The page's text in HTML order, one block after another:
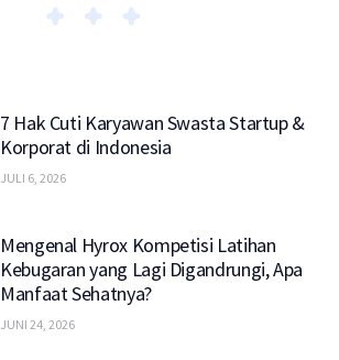
7 Hak Cuti Karyawan Swasta Startup &
Korporat di Indonesia
JULI 6, 2026
Mengenal Hyrox Kompetisi Latihan
Kebugaran yang Lagi Digandrungi, Apa
Manfaat Sehatnya?
JUNI 24, 2026